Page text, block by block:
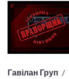
Гавілан Груп